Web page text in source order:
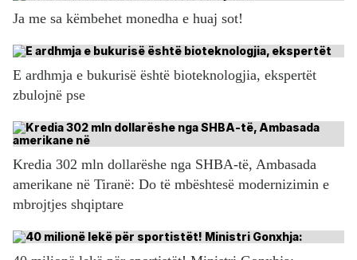
Ja me sa këmbehet monedha e huaj sot!
E ardhmja e bukurisë është bioteknologjia, ekspertët
zbulojnë pse
Kredia 302 mln dollarëshe nga SHBA-të, Ambasada
amerikane në Tiranë: Do të mbështesë modernizimin e
mbrojtjes shqiptare